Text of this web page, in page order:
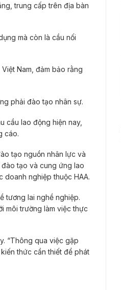
trung cấp trên địa bàn
mà còn là cầu nối
Nam, đảm bảo rằng
phải đào tạo nhân sự.
cầu lao động hiện nay,
cáo.
tạo nguồn nhân lực và
tạo và cung ứng lao
doanh nghiệp thuộc HAA.
tương lai nghề nghiệp.
môi trường làm việc thực
“Thông qua việc gặp
thức cần thiết để phát